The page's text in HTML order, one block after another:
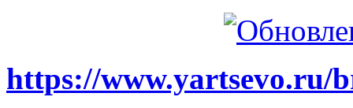
https://www.yartsevo.ru/